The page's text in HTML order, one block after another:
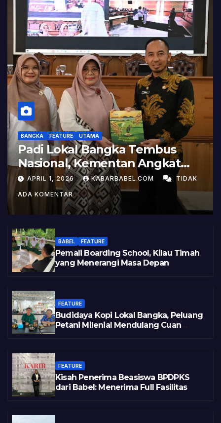
BANGKA FEATURE UTAMA
Padi Lokal Bangka Tembus
Nasional, Kementan Angkat
Kisah Sukses Pelepasan
Varietas
APRIL 1, 2026 KABARBABEL.COM TIDAK
ADA KOMENTAR
BABEL FEATURE
Pemali Boarding School, Kilau Timah
yang Menerangi Masa Depan
FEATURE
Budidaya Kopi Lokal Bangka, Peluang
Petani Milenial Mendulang Cuan
FEATURE
Kisah Penerima Beasiswa BPDPKS
dari Babel: Menerima Full Fasilitas